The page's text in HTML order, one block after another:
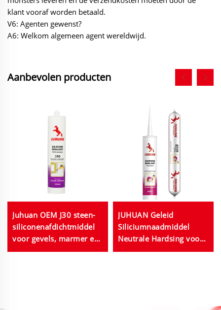
klant vooraf worden betaald.
V6: Agenten gewenst?
A6: Welkom algemeen agent wereldwijd.
Aanbevolen producten
Juhuan OEM J30 steen-
siliconenafdichtmiddel
voor gevels, marmer en
graniet, zwart, wit of
JUHUAN Geleid
Siliciumnaadmiddel
Neutrale Hardsing voor
Deuren Ramen